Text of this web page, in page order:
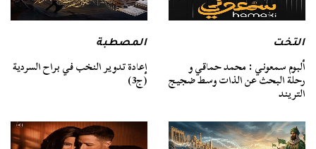
التخت
ألبوم سمعوني : محمد حماقي و
رحلة البحث عن الذات وسط ضجيج
التريند
المصطبة
إعادة تدوير النخب في براح السردية
(ج3)